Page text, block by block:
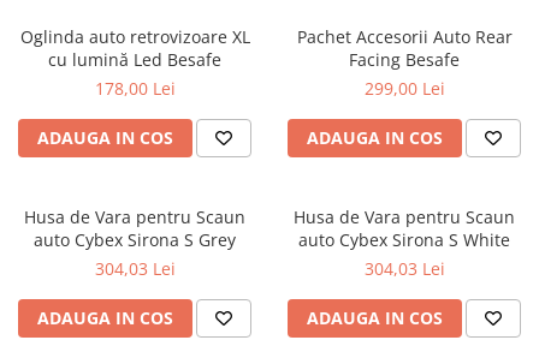
Consultanta Instalare
Jucarii de tras
Jucarii din plus
Jucarii pentru baie
Oglinda auto retrovizoare XL
cu lumină Led Besafe
178,00 Lei
ADAUGA IN COS
Pachet Accesorii Auto Rear
Facing Besafe
299,00 Lei
ADAUGA IN COS
Husa de Vara pentru Scaun
auto Cybex Sirona S Grey
304,03 Lei
ADAUGA IN COS
Husa de Vara pentru Scaun
auto Cybex Sirona S White
304,03 Lei
ADAUGA IN COS